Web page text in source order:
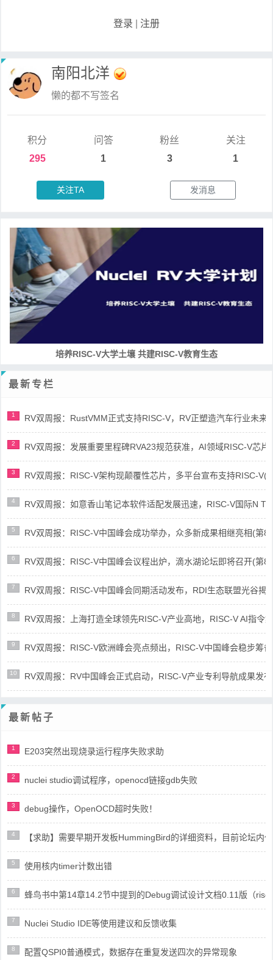
登录 注册
南阳北洋
懒的都不写签名
积分
295
问答
1
粉丝
3
关注
1
关注TA 发消息
培养RISC-V大学土壤 共建RISC-V教育生态
最新专栏
1 RV双周报：RustVMM正式支持RISC-V，RV正塑造汽车行业未来
2 RV双周报：发展重要里程碑RVA23规范获准，AI领域RISC-V芯
3 RV双周报：RISC-V架构现颠覆性芯片，多平台宣布支持RISC-V(
4 RV双周报：如意香山笔记本软件适配发展迅速，RISC-V国际N
5 RV双周报：RISC-V中国峰会成功举办，众多新成果相继亮相(第
6 RV双周报：RISC-V中国峰会议程出炉，滴水湖论坛即将召开(第
7 RV双周报：RISC-V中国峰会同期活动发布，RDI生态联盟光谷揭
8 RV双周报：上海打造全球领先RISC-V产业高地，RISC-V AI指令
9 RV双周报：RISC-V欧洲峰会亮点频出，RISC-V中国峰会稳步筹
10 RV双周报：RV中国峰会正式启动，RISC-V产业专利导航成果发
最新帖子
1 E203突然出现烧录运行程序失败求助
2 nuclei studio调试程序，openocd链接gdb失败
3 debug操作，OpenOCD超时失败！
4 【求助】需要早期开发板HummingBird的详细资料，目前论坛内
5 使用核内timer计数出错
6 蜂鸟书中第14章14.2节中提到的Debug调试设计文档0.11版（
7 Nuclei Studio IDE等使用建议和反馈收集
8 配置QSPI0普通模式，数据存在重复发送四次的异常现象